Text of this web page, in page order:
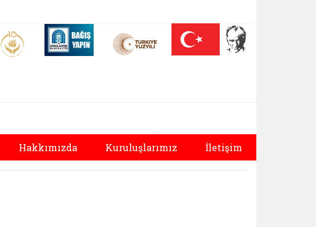
açılır)
İletişim Merkezi (yeni sekmede açılır)
Aile ve Nüfus On Yılı (yeni sekmede açılır)Darülaceze bağış sayfası (yeni sekmede açılır)
Hakkımızda Kuruluşlarımız İletişim
Yazdır